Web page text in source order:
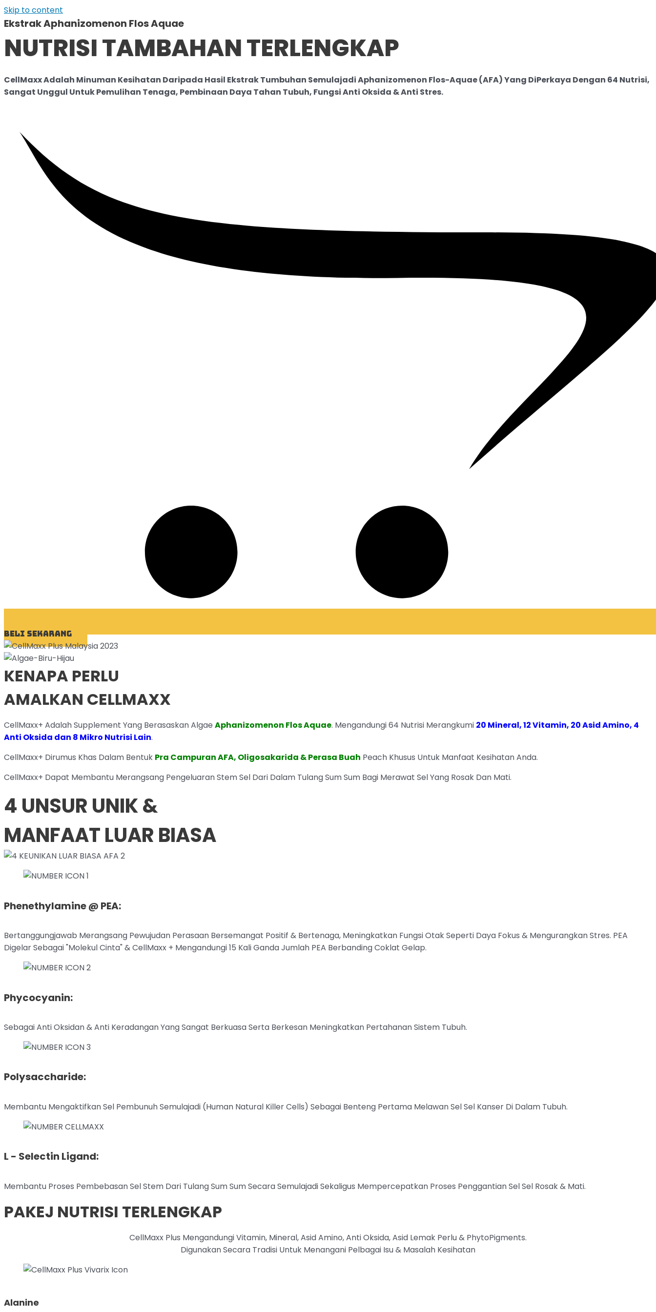
Skip to content
Ekstrak Aphanizomenon Flos Aquae
NUTRISI TAMBAHAN TERLENGKAP
CellMaxx Adalah Minuman Kesihatan Daripada Hasil Ekstrak Tumbuhan Semulajadi Aphanizomenon Flos-Aquae (AFA) Yang DiPerkaya Dengan 64 Nutrisi,
Sangat Unggul Untuk Pemulihan Tenaga, Pembinaan Daya Tahan Tubuh, Fungsi Anti Oksida & Anti Stres.
BELI SEKARANG
KENAPA PERLU
AMALKAN CELLMAXX
CellMaxx+ Adalah Supplement Yang Berasaskan Algae Aphanizomenon Flos Aquae. Mengandungi 64 Nutrisi Merangkumi 20 Mineral, 12 Vitamin, 20 Asid Amino, 4
Anti Oksida dan 8 Mikro Nutrisi Lain.
CellMaxx+ Dirumus Khas Dalam Bentuk Pra Campuran AFA, Oligosakarida & Perasa Buah Peach Khusus Untuk Manfaat Kesihatan Anda.
CellMaxx+ Dapat Membantu Merangsang Pengeluaran Stem Sel Dari Dalam Tulang Sum Sum Bagi Merawat Sel Yang Rosak Dan Mati.
4 UNSUR UNIK &
MANFAAT LUAR BIASA
Phenethylamine @ PEA:
Bertanggungjawab Merangsang Pewujudan Perasaan Bersemangat Positif & Bertenaga, Meningkatkan Fungsi Otak Seperti Daya Fokus & Mengurangkan Stres. PEA
Digelar Sebagai "Molekul Cinta" & CellMaxx + Mengandungi 15 Kali Ganda Jumlah PEA Berbanding Coklat Gelap.
Phycocyanin:
Sebagai Anti Oksidan & Anti Keradangan Yang Sangat Berkuasa Serta Berkesan Meningkatkan Pertahanan Sistem Tubuh.
Polysaccharide:
Membantu Mengaktifkan Sel Pembunuh Semulajadi (Human Natural Killer Cells) Sebagai Benteng Pertama Melawan Sel Sel Kanser Di Dalam Tubuh.
L - Selectin Ligand:
Membantu Proses Pembebasan Sel Stem Dari Tulang Sum Sum Secara Semulajadi Sekaligus Mempercepatkan Proses Penggantian Sel Sel Rosak & Mati.
PAKEJ NUTRISI TERLENGKAP
CellMaxx Plus Mengandungi Vitamin, Mineral, Asid Amino, Anti Oksida, Asid Lemak Perlu & PhytoPigments.
Digunakan Secara Tradisi Untuk Menangani Pelbagai Isu & Masalah Kesihatan
Alanine